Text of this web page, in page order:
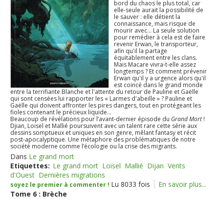
bord du chaos le plus total, car
elle-seule aurait la possibilité de
le sauver : elle détient la
connaissance, mais risque de
mourir avec... La seule solution
pour remédier à cela est de faire
revenir Erwan, le transporteur,
afin qu'il la partage
équitablement entre les clans.
Mais Macare vivra-t-elle assez
longtemps ? Et comment prévenir
Erwan qu'il y a urgence alors qu'il
est coincé dans le grand monde
entre la terrifiante Blanche et l'attente du retour de Pauline et Gaëlle
qui sont censées lui rapporter les « Larmes d'abeille » ? Pauline et
Gaëlle qui doivent affronter les pires dangers, tout en protégeant les
fioles contenant le précieux liquide...
Beaucoup de révélations pour l’avant-dernier épisode du Grand Mort!
Djian, Loisel et Mallié poursuivent avec un talent rare cette série aux
dessins somptueux et uniques en son genre, mêlant fantasy et récit
post-apocalyptique. Une métaphore des problématiques de notre
société moderne comme l’écologie ou la crise des migrants.
Dans Le grand mort
Etiquettes: Le grand mort Loisel Mallié Dijan Vents
d'Ouest Dernières migrations
soyez le premier à commenter ! Lu 8033 fois
En savoir plus...
Tome 6 : Brèche